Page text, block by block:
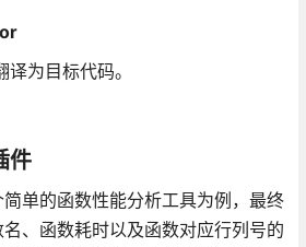
为目标代码。
件
单的函数性能分析工具为例，最终
、函数耗时以及函数对应行列号的